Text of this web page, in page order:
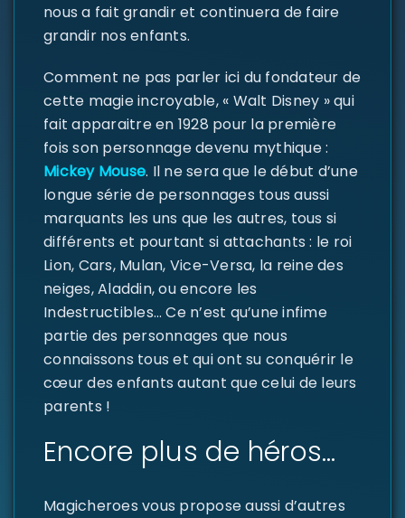
nous a fait grandir et continuera de faire
grandir nos enfants.
Comment ne pas parler ici du fondateur de
cette magie incroyable, « Walt Disney » qui
fait apparaitre en 1928 pour la première
fois son personnage devenu mythique :
Mickey Mouse. Il ne sera que le début d’une
longue série de personnages tous aussi
marquants les uns que les autres, tous si
différents et pourtant si attachants : le roi
Lion, Cars, Mulan, Vice-Versa, la reine des
neiges, Aladdin, ou encore les
Indestructibles… Ce n’est qu’une infime
partie des personnages que nous
connaissons tous et qui ont su conquérir le
cœur des enfants autant que celui de leurs
parents !
Encore plus de héros…
Magicheroes vous propose aussi d’autres